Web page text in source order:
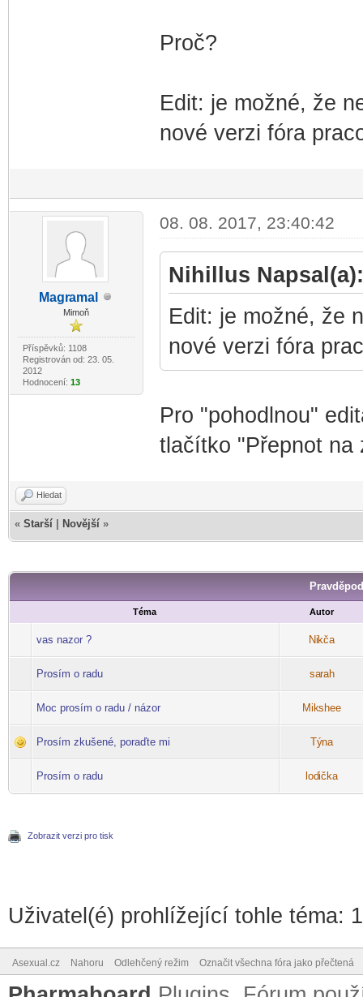
Proč?
Edit: je možné, že
nové verzi fóra
Magramal
Mimoň
Příspěvků: 1108
Registrován od: 23. 05.
2012
Hodnocení: 13
08. 08. 2017, 23:40:42
Nihillus Napsal(a):
Edit: je možné, že
nové verzi fóra
Pro "pohodlnou"
tlačítko "Přepnot na
Hledat
« Starší Novější »
Téma Autor
vas nazor ? Nikča
Prosím o radu sarah
Moc prosím o radu / názor Mikshee
Prosím zkušené, poraďte mi Týna
Prosím o radu lodička
Zobrazit verzi pro tisk
Uživatel(é) prohlížející tohle téma:
Asexual.cz Nahoru Odlehčený režim Označit všechna fóra jako přečtená